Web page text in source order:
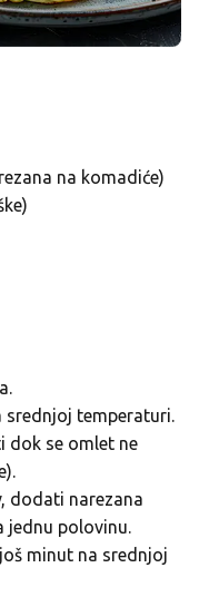
na komadiće)
srednjoj temperaturi.
dok se omlet ne
dodati narezana
jednu polovinu.
minut na srednjoj